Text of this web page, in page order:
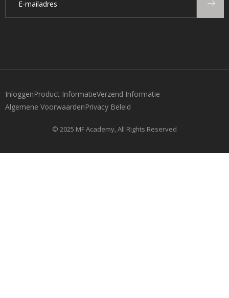
InloggenProduct InformatieVerzend Informatie
Algemene VoorwaardenPrivacy Beleid
© 2025 MF Academy, All Rights Reserved